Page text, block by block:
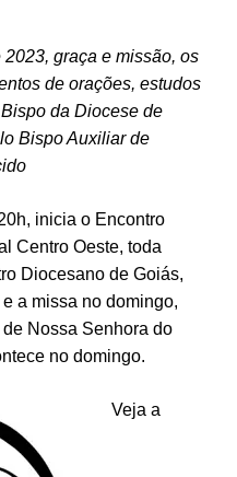
graça e missão, os
de orações, estudos
da Diocese de
Bispo Auxiliar de
inicia o Encontro
Centro Oeste, toda
Diocesano de Goiás,
a missa no domingo,
Nossa Senhora do
no domingo.
Veja a